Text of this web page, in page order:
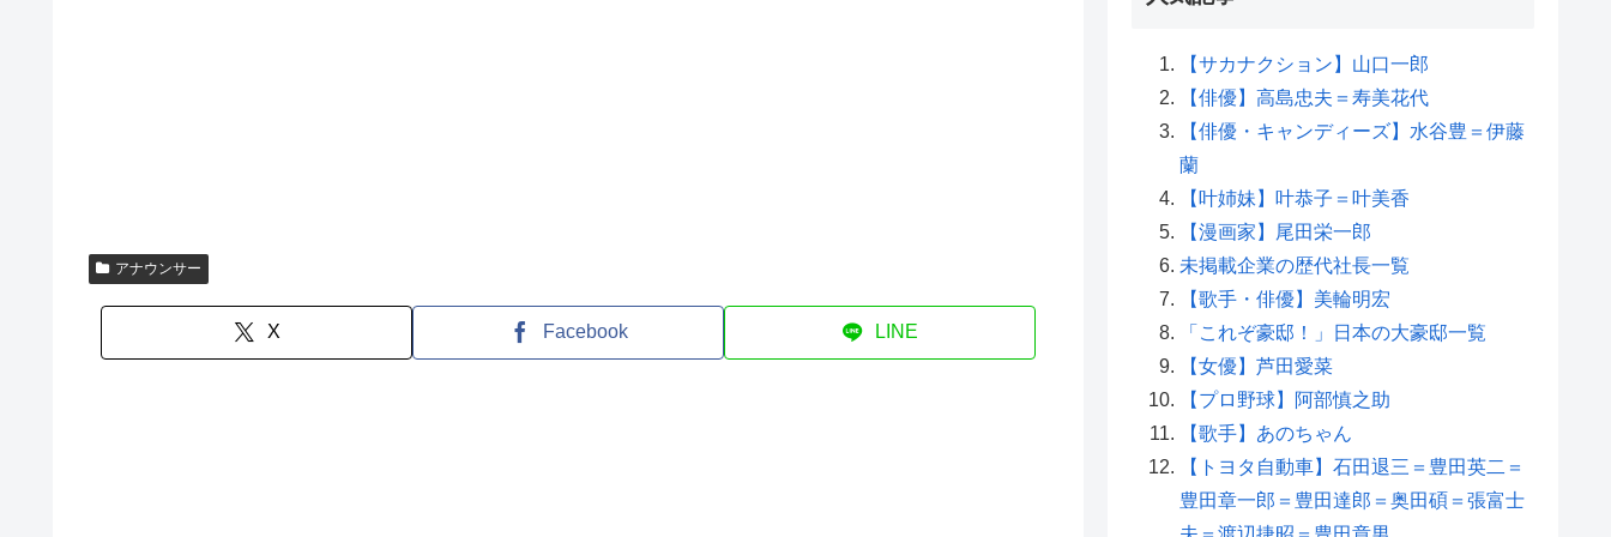
アナウンサー
X Facebook LINE
【サカナクション】山口一郎
【俳優】高島忠夫＝寿美花代
【俳優・キャンディーズ】水谷豊＝伊藤
蘭
【叶姉妹】叶恭子＝叶美香
【漫画家】尾田栄一郎
未掲載企業の歴代社長一覧
【歌手・俳優】美輪明宏
「これぞ豪邸！」日本の大豪邸一覧
【女優】芦田愛菜
【プロ野球】阿部慎之助
【歌手】あのちゃん
【トヨタ自動車】石田退三＝豊田英二＝
豊田章一郎＝豊田達郎＝奥田碩＝張富士